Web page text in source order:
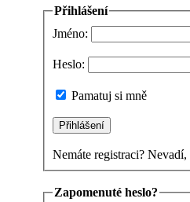
Přihlášení
Jméno:
Heslo:
Pamatuj si mně
Nemáte registraci?
Zapomenuté heslo?